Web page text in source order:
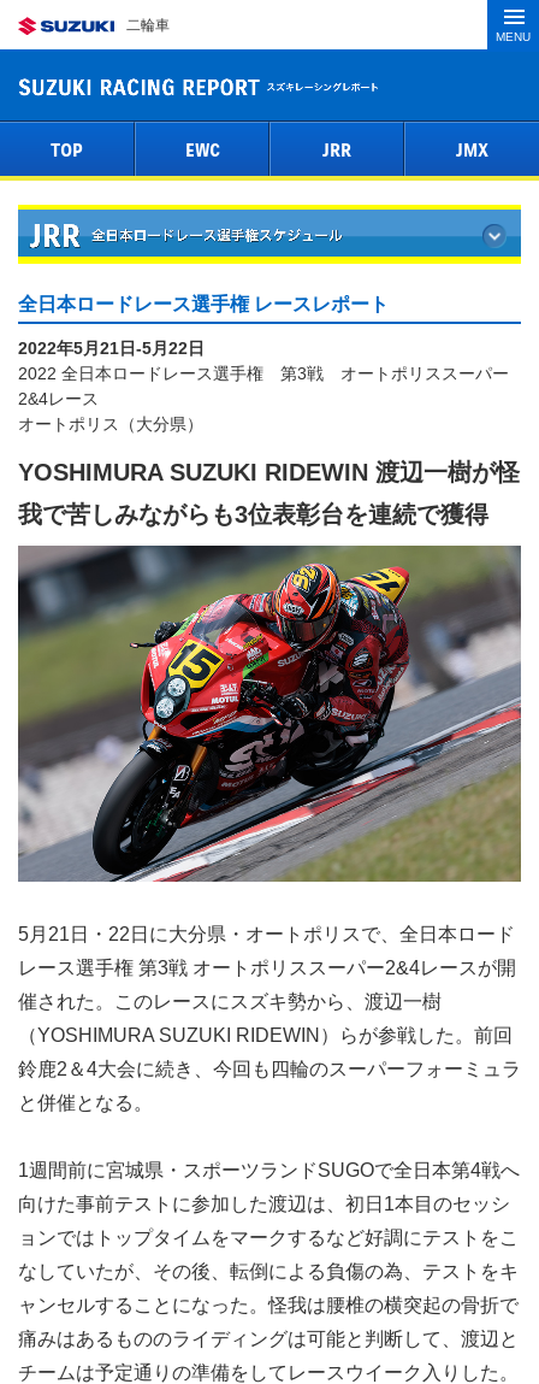
二輪車
MENU
TOP EWC JRR JMX
全日本ロードレース選手権 レースレポート
2022年5月21日-5月22日
2022 全日本ロードレース選手権 第3戦 オートポリススーパー
2&4レース
オートポリス（大分県）
YOSHIMURA SUZUKI RIDEWIN 渡辺一樹が怪
我で苦しみながらも3位表彰台を連続で獲得
5月21日・22日に大分県・オートポリスで、全日本ロード
レース選手権 第3戦 オートポリススーパー2&4レースが開
催された。このレースにスズキ勢から、渡辺一樹
（YOSHIMURA SUZUKI RIDEWIN）らが参戦した。前回
鈴鹿2＆4大会に続き、今回も四輪のスーパーフォーミュラ
と併催となる。
1週間前に宮城県・スポーツランドSUGOで全日本第4戦へ
向けた事前テストに参加した渡辺は、初日1本目のセッシ
ョンではトップタイムをマークするなど好調にテストをこ
なしていたが、その後、転倒による負傷の為、テストをキ
ャンセルすることになった。怪我は腰椎の横突起の骨折で
痛みはあるもののライディングは可能と判断して、渡辺と
チームは予定通りの準備をしてレースウイーク入りした。